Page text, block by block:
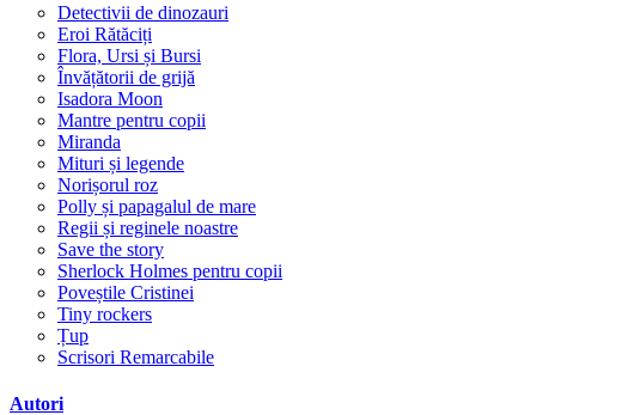
Detectivii de dinozauri
Eroi Rătăciți
Flora, Ursi și Bursi
Învățătorii de grijă
Isadora Moon
Mantre pentru copii
Miranda
Mituri și legende
Norișorul roz
Polly și papagalul de mare
Regii și reginele noastre
Save the story
Sherlock Holmes pentru copii
Poveștile Cristinei
Tiny rockers
Țup
Scrisori Remarcabile
Autori